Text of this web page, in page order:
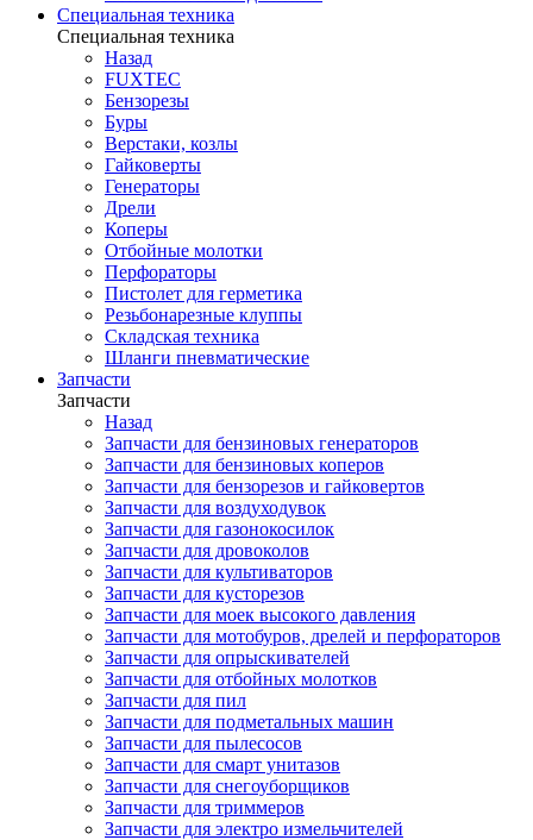
Специальная техника
Специальная техника
Назад
FUXTEC
Бензорезы
Буры
Верстаки, козлы
Гайковерты
Генераторы
Дрели
Коперы
Отбойные молотки
Перфораторы
Пистолет для герметика
Резьбонарезные клуппы
Складская техника
Шланги пневматические
Запчасти
Запчасти
Назад
Запчасти для бензиновых генераторов
Запчасти для бензиновых коперов
Запчасти для бензорезов и гайковертов
Запчасти для воздуходувок
Запчасти для газонокосилок
Запчасти для дровоколов
Запчасти для культиваторов
Запчасти для кусторезов
Запчасти для моек высокого давления
Запчасти для мотобуров, дрелей и перфораторов
Запчасти для опрыскивателей
Запчасти для отбойных молотков
Запчасти для пил
Запчасти для подметальных машин
Запчасти для пылесосов
Запчасти для смарт унитазов
Запчасти для снегоуборщиков
Запчасти для триммеров
Запчасти для электро измельчителей